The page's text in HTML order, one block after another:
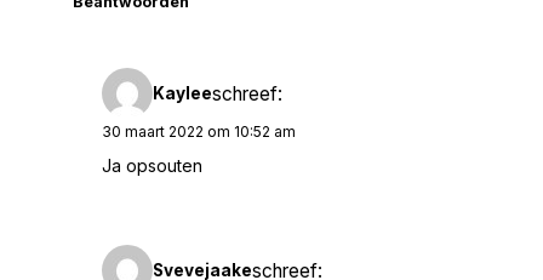
Kayleeschreef:
30 maart 2022 om 10:52 am
Ja opsouten
Svevejaakeschreef: